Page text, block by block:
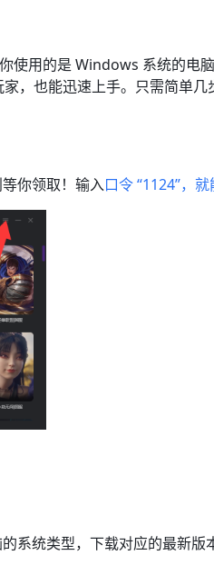
使用的是 Windows 系统的电
，也能迅速上手。只需简单
你领取！输入口令 “1124”，
系统类型，下载对应的最新